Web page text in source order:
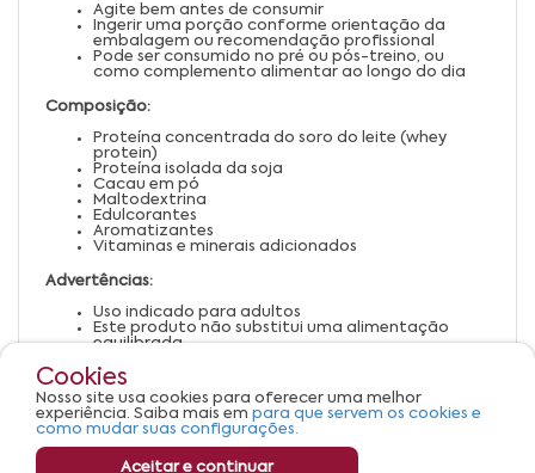
Agite bem antes de consumir
Ingerir uma porção conforme orientação da
embalagem ou recomendação profissional
Pode ser consumido no pré ou pós-treino, ou
como complemento alimentar ao longo do dia
Composição:
Proteína concentrada do soro do leite (whey
protein)
Proteína isolada da soja
Cacau em pó
Maltodextrina
Edulcorantes
Aromatizantes
Vitaminas e minerais adicionados
Advertências:
Uso indicado para adultos
Este produto não substitui uma alimentação
equilibrada
iniciar o consumo
Pessoas alérgicas a leite ou soja devem evitar o
uso
Mantenha em local fresco, seco e ao abrigo da luz
Cookies
Nosso site usa cookies para oferecer uma melhor
experiência. Saiba mais em para que servem os cookies e
como mudar suas configurações.
Aceitar e continuar